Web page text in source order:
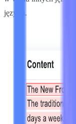
języku.